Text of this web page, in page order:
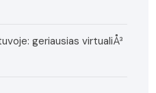
geriausias virtualiÅ³